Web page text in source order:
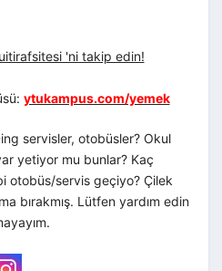
'ni takip edin!
ytukampus.com/yemek
servisler, otobüsler? Okul
yetiyor mu bunlar? Kaç
otobüs/servis geçiyo? Çilek
bırakmış. Lütfen yardım edin